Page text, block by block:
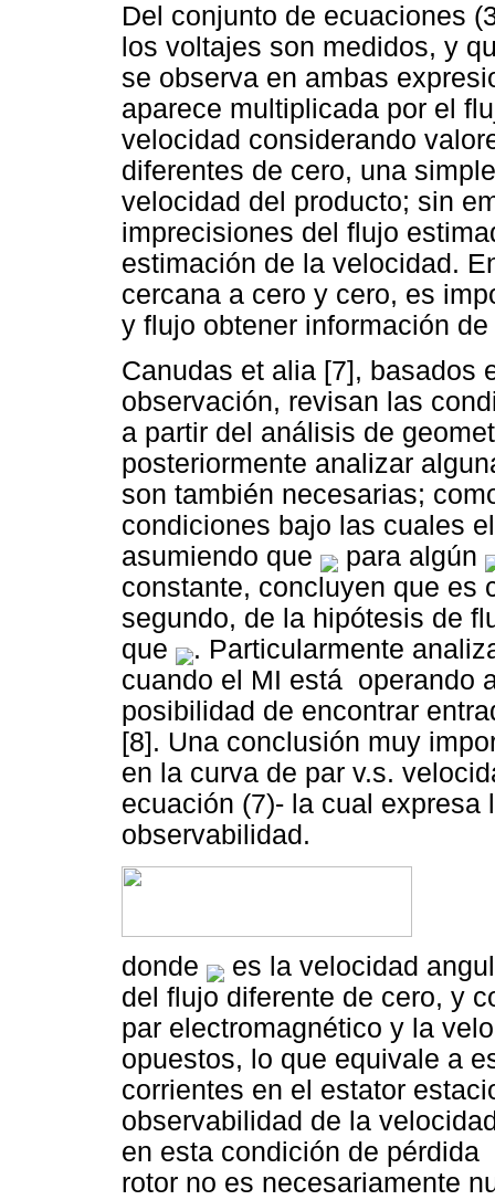
Del conjunto de ecuaciones
los voltajes son medidos, y
se observa en ambas
aparece multiplicada por el
velocidad considerando
diferentes de cero, una
velocidad del producto; sin
imprecisiones del flujo
estimación de la velocidad.
cercana a cero y cero, es
y flujo obtener información
Canudas et alia [7], basados
observación, revisan las
a partir del análisis de
posteriormente analizar
son también necesarias;
condiciones bajo las cuales
asumiendo que
para algún
constante, concluyen que
segundo, de la hipótesis de
que
. Particularmente
cuando el MI está operando
posibilidad de encontrar
[8]. Una conclusión muy
en la curva de par v.s.
ecuación (7)- la cual expresa
observabilidad.
donde
es la velocidad
del flujo diferente de cero, y
par electromagnético y la
opuestos, lo que equivale a
corrientes en el estator
observabilidad de la
en esta condición de
rotor no es necesariamente